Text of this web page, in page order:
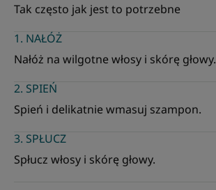
Tak często jak jest to potrzebne
1. NAŁÓŻ
Nałóż na wilgotne włosy i skórę głowy.
2. SPIEŃ
Spień i delikatnie wmasuj szampon.
3. SPŁUCZ
Spłucz włosy i skórę głowy.